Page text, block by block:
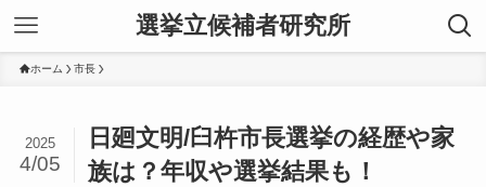
選挙立候補者研究所
ホーム 市長
日廻文明/臼杵市長選挙の経歴や家
族は？年収や選挙結果も！
2025
4/05